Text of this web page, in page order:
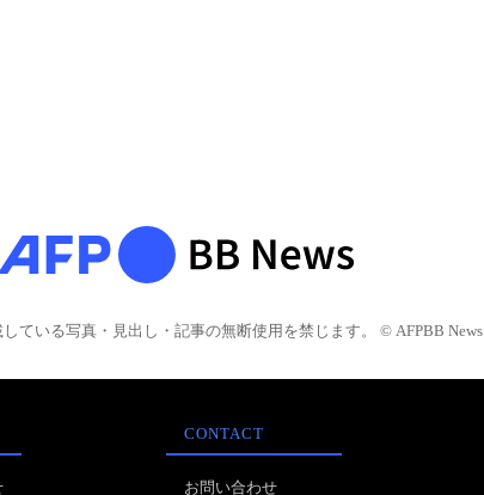
している写真・見出し・記事の無断使用を禁じます。 © AFPBB News
CONTACT
お問い合わせ